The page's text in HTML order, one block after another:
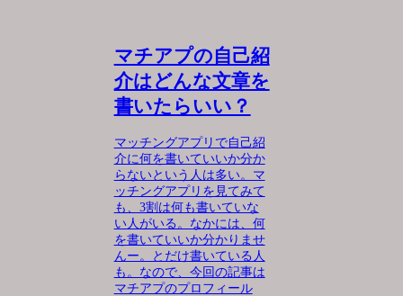
マチアプの自己紹
介はどんな文章を
書いたらいい？
マッチングアプリで自己紹
介に何を書いていいか分か
らないという人は多い。マ
ッチングアプリを見てみて
も、3割は何も書いていな
い人がいる。なかには、何
を書いていいか分かりませ
んー。とだけ書いている人
も。なので、今回の記事は
マチアプのプロフィール